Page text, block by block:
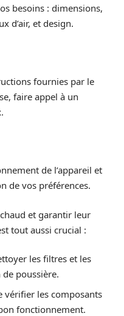
besoins : dimensions,
d’air, et design.
fournies par le
faire appel à un
de l’appareil et
de vos préférences.
et garantir leur
tout aussi crucial :
les filtres et les
poussière.
vérifier les composants
fonctionnement.